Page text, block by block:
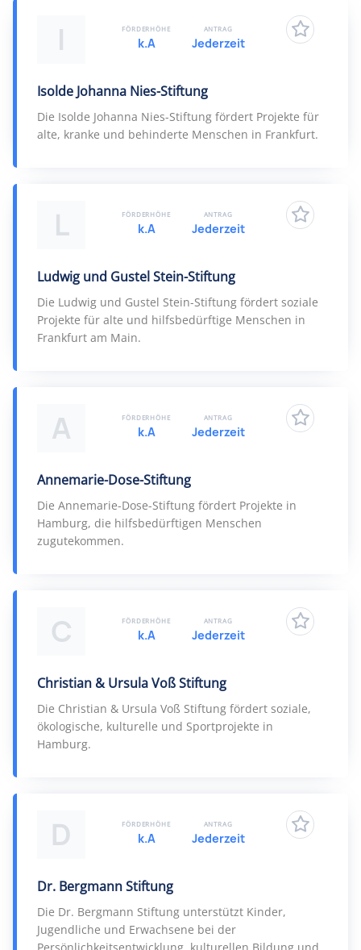
I
Isolde Johanna Nies-Stiftung
Die Isolde Johanna Nies-Stiftung fördert Projekte für
alte, kranke und behinderte Menschen in Frankfurt.
FÖRDERHÖHE
k.A
ANTRAG
Jederzeit
L
Ludwig und Gustel Stein-Stiftung
Die Ludwig und Gustel Stein-Stiftung fördert soziale
Projekte für alte und hilfsbedürftige Menschen in
Frankfurt am Main.
FÖRDERHÖHE
k.A
ANTRAG
Jederzeit
A
Annemarie-Dose-Stiftung
Die Annemarie-Dose-Stiftung fördert Projekte in
Hamburg, die hilfsbedürftigen Menschen
zugutekommen.
FÖRDERHÖHE
k.A
ANTRAG
Jederzeit
C
Christian & Ursula Voß Stiftung
Die Christian & Ursula Voß Stiftung fördert soziale,
ökologische, kulturelle und Sportprojekte in
Hamburg.
FÖRDERHÖHE
k.A
ANTRAG
Jederzeit
D
Dr. Bergmann Stiftung
Die Dr. Bergmann Stiftung unterstützt Kinder,
Jugendliche und Erwachsene bei der
FÖRDERHÖHE
k.A
ANTRAG
Jederzeit